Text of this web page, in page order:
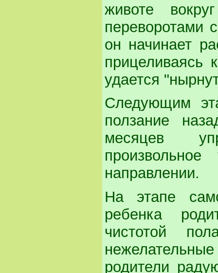
животе
переворотами
он начинает
прицеливаясь
удается
Следующим
ползание
месяцев
направлении.
На этапе
ребенка
чистотой
родители